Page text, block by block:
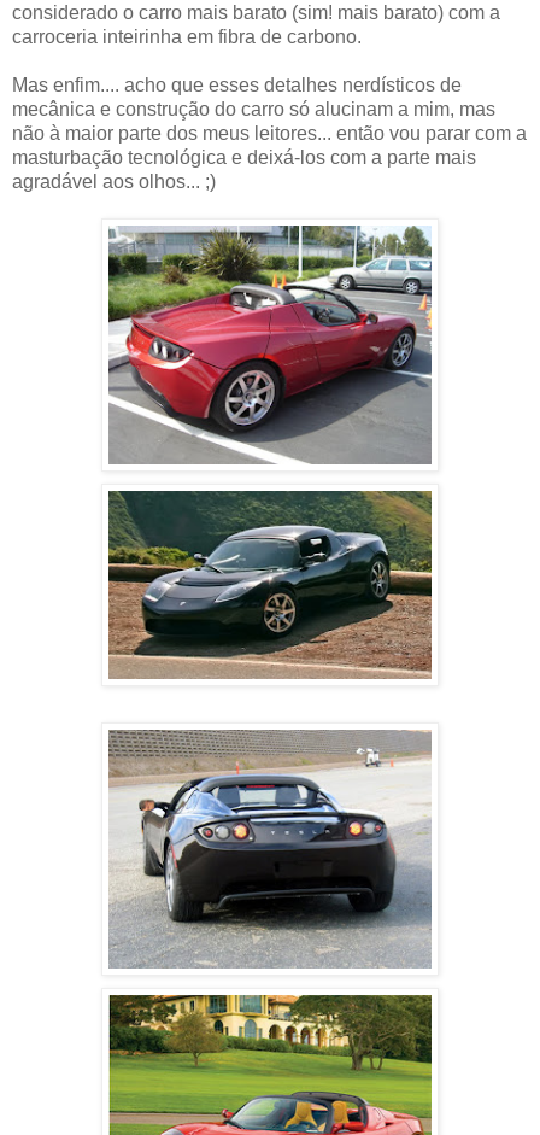
considerado o carro mais barato (sim! mais barato) com a
carroceria inteirinha em fibra de carbono.
Mas enfim.... acho que esses detalhes nerdísticos de
mecânica e construção do carro só alucinam a mim, mas
não à maior parte dos meus leitores... então vou parar com a
masturbação tecnológica e deixá-los com a parte mais
agradável aos olhos... ;)